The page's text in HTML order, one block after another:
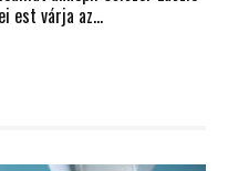
est várja az...